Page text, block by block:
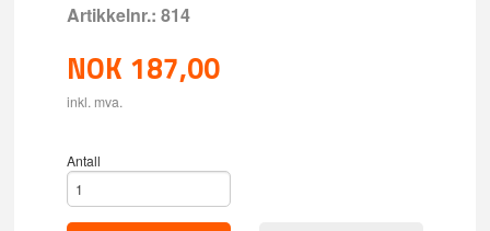
Artikkelnr.: 814
NOK 187,00
inkl. mva.
Antall